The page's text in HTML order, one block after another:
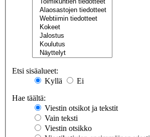
Etsi sisäalueet:
Kyllä
Ei
Hae täältä:
Viestin otsikot ja tekstit
Vain teksti
Viestin otsikko